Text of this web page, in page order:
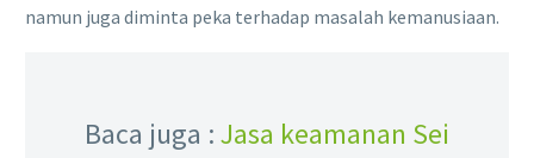
namun juga diminta peka terhadap masalah kemanusiaan.
Baca juga :Jasa keamanan Sei